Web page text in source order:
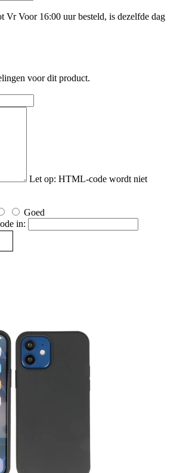
Vr Voor 16:00 uur besteld, is dezelfde dag
voor dit product.
Let op: HTML-code wordt niet
Goed
in: